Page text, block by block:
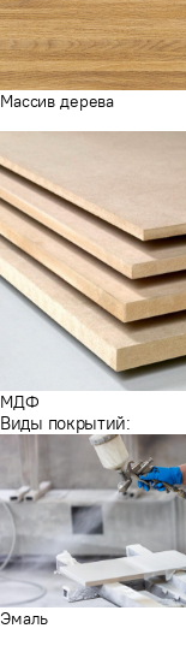
Массив дерева
МДФ
Виды покрытий:
Эмаль